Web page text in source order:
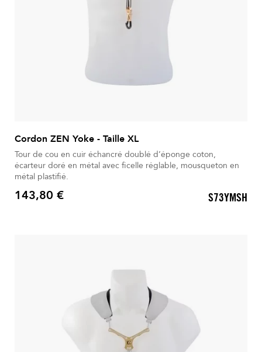
Cordon ZEN Yoke - Taille XL
Tour de cou en cuir échancré doublé d’éponge coton,
écarteur doré en métal avec ficelle réglable, mousqueton en
métal plastifié.
Prix
143,80 € S73YMSH